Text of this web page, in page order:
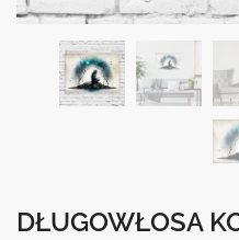
DŁUGOWŁOSA